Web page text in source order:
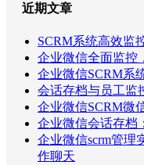
近期文章
SCRM系统高效监
企业微信全面监控
企业微信SCRM系
会话存档与员工监
企业微信SCRM微
企业微信会话存档
企业微信scrm管理
作聊天